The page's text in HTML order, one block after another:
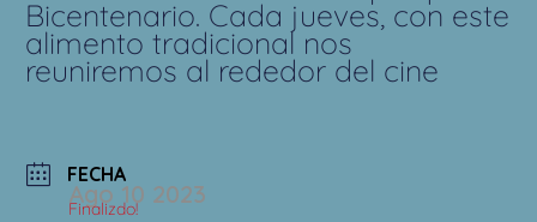
Bicentenario. Cada jueves, con este
alimento tradicional nos
reuniremos al rededor del cine
FECHA
Ago 10 2023
Finalizdo!